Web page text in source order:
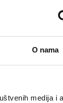
O nama
medija i